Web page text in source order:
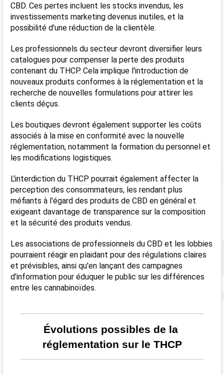
CBD. Ces pertes incluent les stocks invendus, les
investissements marketing devenus inutiles, et la
possibilité d'une réduction de la clientèle.
Les professionnels du secteur devront diversifier leurs
catalogues pour compenser la perte des produits
contenant du THCP. Cela implique l'introduction de
nouveaux produits conformes à la réglementation et la
recherche de nouvelles formulations pour attirer les
clients déçus.
Les boutiques devront également supporter les coûts
associés à la mise en conformité avec la nouvelle
réglementation, notamment la formation du personnel et
les modifications logistiques.
L'interdiction du THCP pourrait également affecter la
perception des consommateurs, les rendant plus
méfiants à l'égard des produits de CBD en général et
exigeant davantage de transparence sur la composition
et la sécurité des produits vendus.
Les associations de professionnels du CBD et les lobbies
pourraient réagir en plaidant pour des régulations claires
et prévisibles, ainsi qu'en lançant des campagnes
d'information pour éduquer le public sur les différences
entre les cannabinoïdes.
Évolutions possibles de la
réglementation sur le THCP